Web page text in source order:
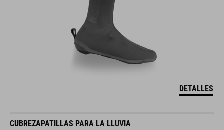
DETALLES
CUBREZAPATILLAS PARA LA LLUVIA